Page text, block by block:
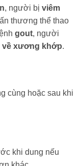
, người bị viêm
thương thể thao
gout, người
về xương khớp.
cùng hoặc sau khi
khi dung nếu